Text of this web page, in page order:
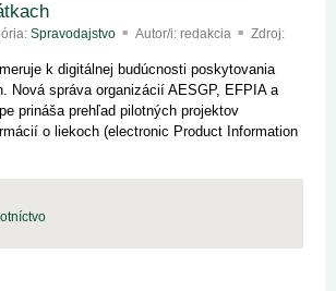
Spravodajstvo Autor/i: redakcia
Zdroj:
k digitálnej budúcnosti poskytovania
Nová správa organizácií AESGP, EFPIA a
prináša prehľad pilotných projektov
o liekoch (electronic Product Information